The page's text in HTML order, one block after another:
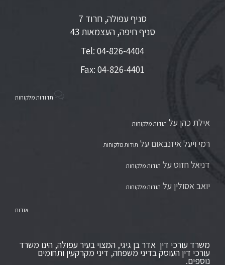
סניף עפולה, חרוד 7
סניף חיפה, העצמאות 43
Tel: 04-826-4404
Fax: 04-826-4401
 תדודות מלקוחות
אילת כהן על תודות מלקוחות
רמי ויעל איזנבאום על תודות מלקוחות
דניאל חזוט על תודות מלקוחות
יואב אסולין על תודות מלקוחות
אודות
משרד עורכי דין אדר בן גיגי, המצוי בעיר עפולה, הינו משרד
עורכי דין העוסק בדיני משפחה, דיני מקרקעין ותחומים
נוספים.